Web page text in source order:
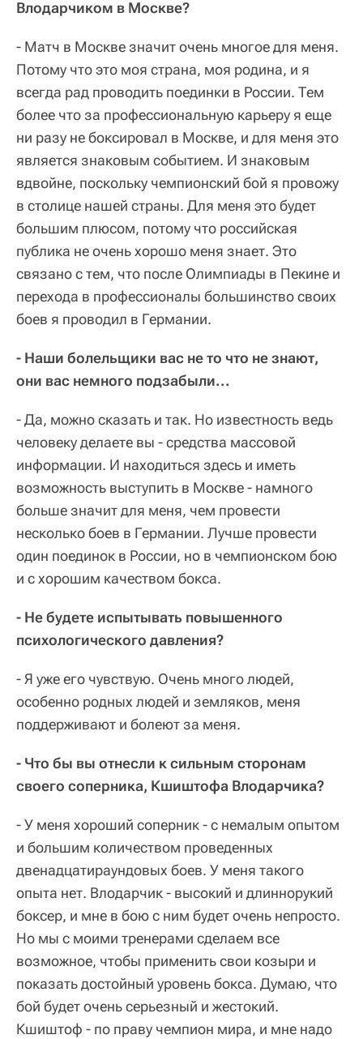
Влодарчиком в Москве?
- Матч в Москве значит очень многое для меня.
Потому что это моя страна, моя родина, и я
всегда рад проводить поединки в России. Тем
более что за профессиональную карьеру я еще
ни разу не боксировал в Москве, и для меня это
является знаковым событием. И знаковым
вдвойне, поскольку чемпионский бой я провожу
в столице нашей страны. Для меня это будет
большим плюсом, потому что российская
публика не очень хорошо меня знает. Это
связано с тем, что после Олимпиады в Пекине и
перехода в профессионалы большинство своих
боев я проводил в Германии.
- Наши болельщики вас не то что не знают,
они вас немного подзабыли...
- Да, можно сказать и так. Но известность ведь
человеку делаете вы - средства массовой
информации. И находиться здесь и иметь
возможность выступить в Москве - намного
больше значит для меня, чем провести
несколько боев в Германии. Лучше провести
один поединок в России, но в чемпионском бою
и с хорошим качеством бокса.
- Не будете испытывать повышенного
психологического давления?
- Я уже его чувствую. Очень много людей,
особенно родных людей и земляков, меня
поддерживают и болеют за меня.
- Что бы вы отнесли к сильным сторонам
своего соперника, Кшиштофа Влодарчика?
- У меня хороший соперник - с немалым опытом
и большим количеством проведенных
двенадцатираундовых боев. У меня такого
опыта нет. Влодарчик - высокий и длиннорукий
боксер, и мне в бою с ним будет очень непросто.
Но мы с моими тренерами сделаем все
возможное, чтобы применить свои козыри и
показать достойный уровень бокса. Думаю, что
бой будет очень серьезный и жестокий.
Кшиштоф - по праву чемпион мира, и мне надо